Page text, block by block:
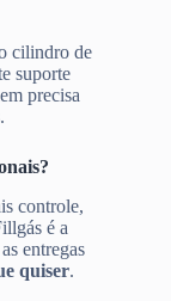
cilindro de
suporte
precisa
controle,
é a
entregas
quiser.